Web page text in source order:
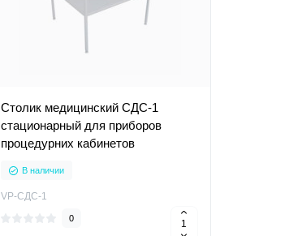
Столик медицинский СДС-1
стационарный для приборов
процедурних кабинетов
В наличии
VP-СДС-1
0